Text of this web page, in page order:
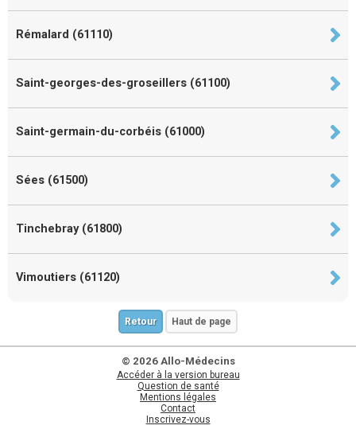
Rémalard (61110)
Saint-georges-des-groseillers (61100)
Saint-germain-du-corbéis (61000)
Sées (61500)
Tinchebray (61800)
Vimoutiers (61120)
Retour Haut de page
© 2026 Allo-Médecins
Accéder à la version bureau
Question de santé
Mentions légales
Contact
Inscrivez-vous